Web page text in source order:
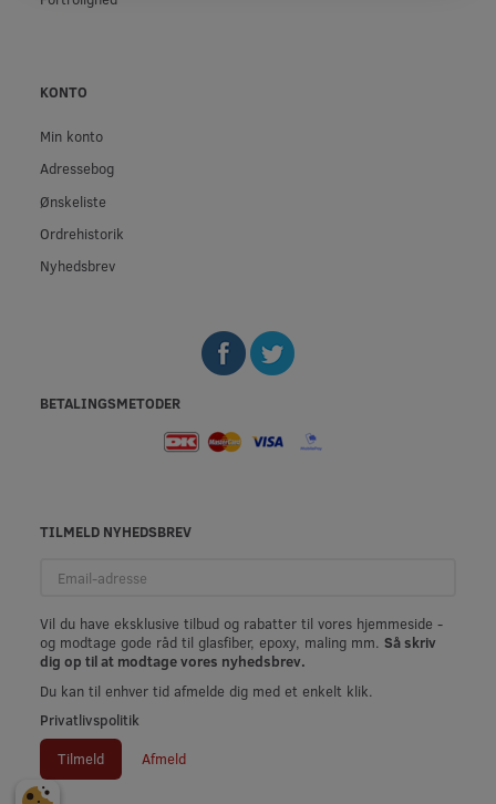
KONTO
Min konto
Adressebog
Ønskeliste
Ordrehistorik
Nyhedsbrev
BETALINGSMETODER
TILMELD NYHEDSBREV
adresse
Vil du have eksklusive tilbud og rabatter til vores hjemmeside -
og modtage gode råd til glasfiber, epoxy, maling mm. Så skriv
dig op til at modtage vores nyhedsbrev.
Du kan til enhver tid afmelde dig med et enkelt klik.
Privatlivspolitik
Tilmeld Afmeld